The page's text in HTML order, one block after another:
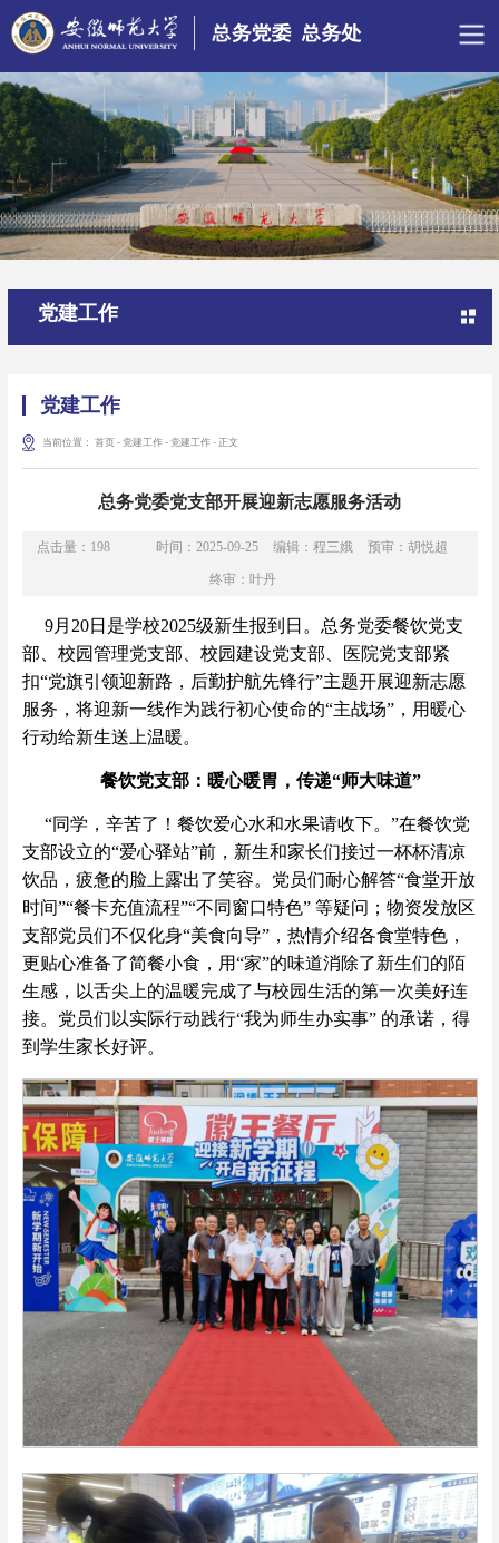
党建工作
党建工作
当前位置： 首页 - 党建工作 - 党建工作 - 正文
总务党委党支部开展迎新志愿服务活动
点击量： 198 时间：2025-09-25 编辑：程三娥 预审：胡悦超
终审：叶丹
9月20日是学校2025级新生报到日。总务党委餐饮党支
部、校园管理党支部、校园建设党支部、医院党支部紧
扣“党旗引领迎新路，后勤护航先锋行”主题开展迎新志愿
服务，将迎新一线作为践行初心使命的“主战场”，用暖心
行动给新生送上温暖。
餐饮党支部：暖心暖胃，传递“师大味道”
“同学，辛苦了！餐饮爱心水和水果请收下。”在餐饮党
支部设立的“爱心驿站”前，新生和家长们接过一杯杯清凉
饮品，疲惫的脸上露出了笑容。党员们耐心解答“食堂开放
时间”“餐卡充值流程”“不同窗口特色” 等疑问；物资发放区
支部党员们不仅化身“美食向导”，热情介绍各食堂特色，
更贴心准备了简餐小食，用“家”的味道消除了新生们的陌
生感，以舌尖上的温暖完成了与校园生活的第一次美好连
接。党员们以实际行动践行“我为师生办实事” 的承诺，得
到学生家长好评。